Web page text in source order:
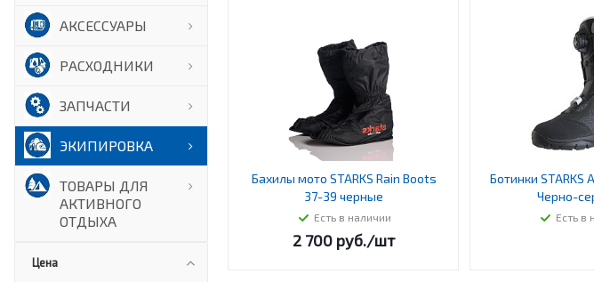
АКСЕССУАРЫ
РАСХОДНИКИ
ЗАПЧАСТИ
ЭКИПИРОВКА
ТОВАРЫ ДЛЯ
АКТИВНОГО
ОТДЫХА
Цена
Бахилы мото STARKS Rain Boots
37-39 черные
Есть в наличии
2 700 руб./шт
Ботинки STARKS
Черно-
Есть в